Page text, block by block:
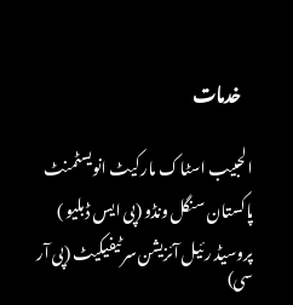
خدمات
الحبیب اسٹاک مارکیٹ انویسٹمنٹ
پاکستان سنگل ونڈو (پی ایس ڈبلیو )
پروسیڈ رئیل آئزیشن سرٹیفیکیٹ (پی آر
سی)